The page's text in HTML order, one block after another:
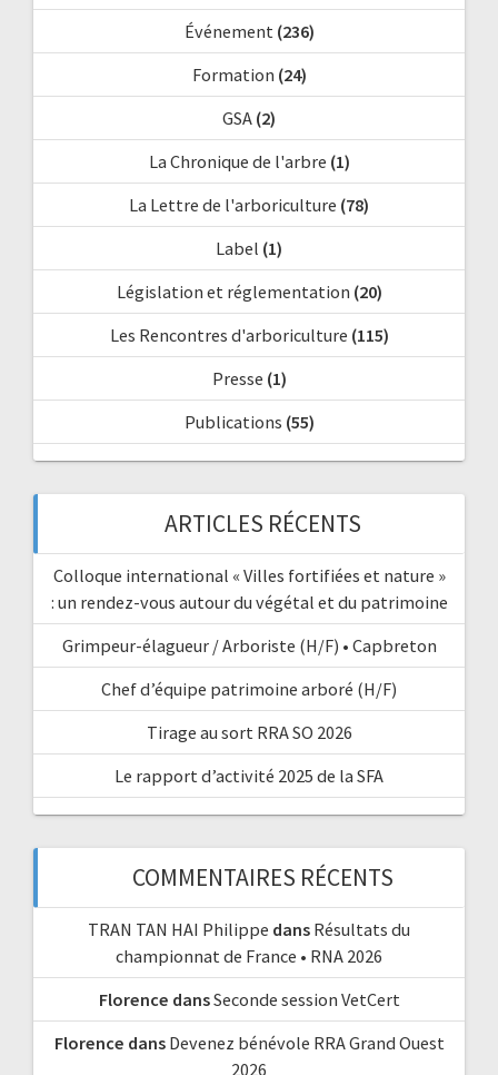
Événement (236)
Formation (24)
GSA (2)
La Chronique de l'arbre (1)
La Lettre de l'arboriculture (78)
Label (1)
Législation et réglementation (20)
Les Rencontres d'arboriculture (115)
Presse (1)
Publications (55)
ARTICLES RÉCENTS
Colloque international « Villes fortifiées et nature »
: un rendez-vous autour du végétal et du patrimoine
Grimpeur-élagueur / Arboriste (H/F) • Capbreton
Chef d’équipe patrimoine arboré (H/F)
Tirage au sort RRA SO 2026
Le rapport d’activité 2025 de la SFA
COMMENTAIRES RÉCENTS
TRAN TAN HAI Philippe dans Résultats du
championnat de France • RNA 2026
Florence dansSeconde session VetCert
Florence dans Devenez bénévole RRA Grand Ouest
2026